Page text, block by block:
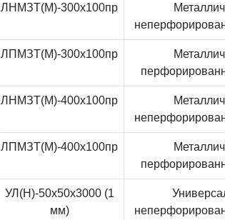
ЛНМЗТ(М)-300x100пр
ЛПМЗТ(М)-300x100пр
ЛНМЗТ(М)-400x100пр
ЛПМЗТ(М)-400x100пр
УЛ(Н)-50x50x3000 (1
мм)